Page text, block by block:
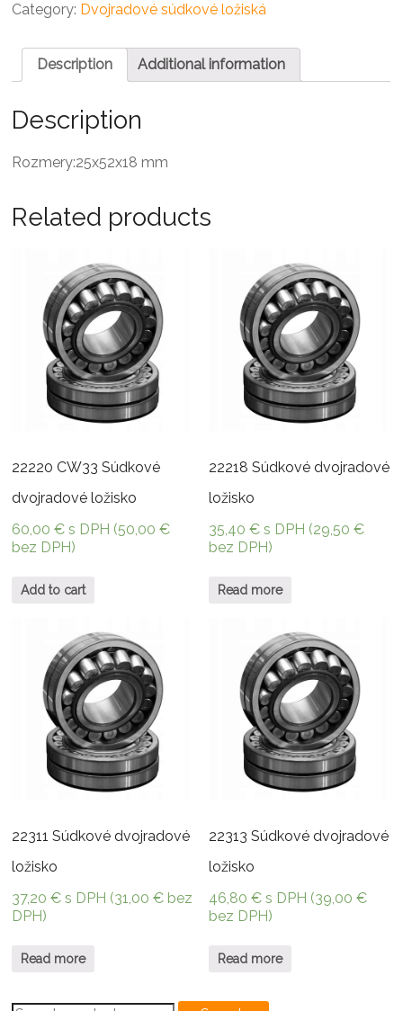
Category: Dvojradové súdkové ložiská
Description Additional information
Description
Rozmery:25x52x18 mm
Related products
22220 CW33 Súdkové
dvojradové ložisko
60,00€ s DPH (50,00€
bez DPH)
Add to cart
22218 Súdkové dvojradové
ložisko
35,40€ s DPH (29,50€
bez DPH)
Read more
22311 Súdkové dvojradové
ložisko
37,20€ s DPH (31,00€ bez
DPH)
Read more
22313 Súdkové dvojradové
ložisko
46,80€ s DPH (39,00€
bez DPH)
Read more